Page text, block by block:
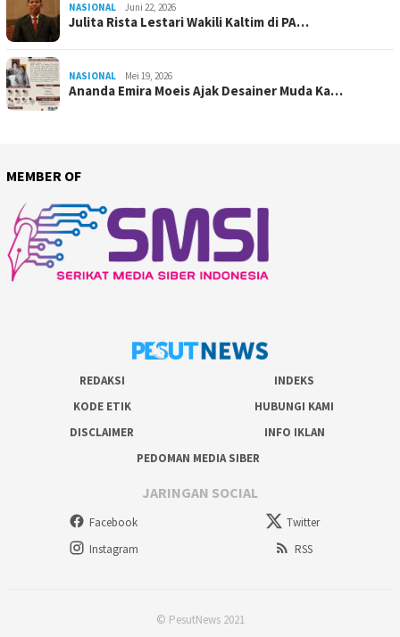
NASIONAL Juni 22, 2026
Julita Rista Lestari Wakili Kaltim di PA…
NASIONAL Mei 19, 2026
Ananda Emira Moeis Ajak Desainer Muda Ka…
MEMBER OF
REDAKSI
INDEKS
KODE ETIK
HUBUNGI KAMI
DISCLAIMER
INFO IKLAN
PEDOMAN MEDIA SIBER
JARINGAN SOCIAL
Facebook
Twitter
Instagram
RSS
© PesutNews 2021